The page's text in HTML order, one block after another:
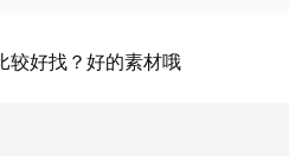
较好找？好的素材哦